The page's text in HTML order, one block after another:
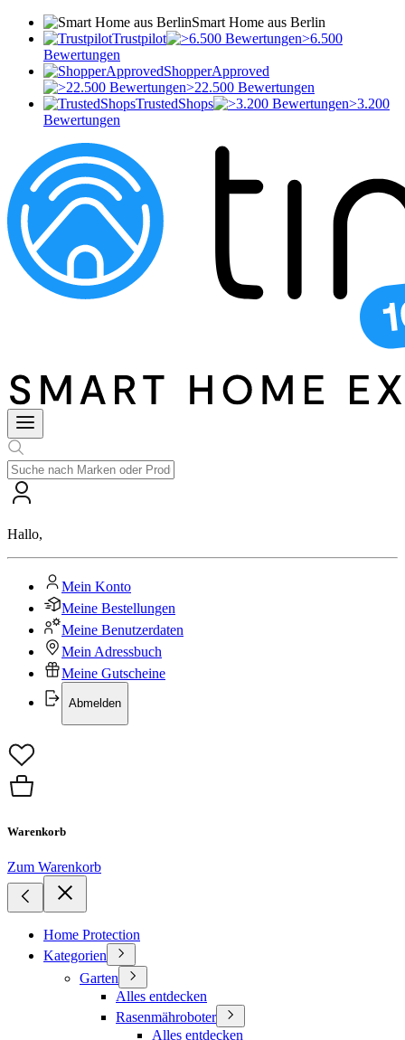
Smart Home aus Berlin
Trustpilot
>6.500
Bewertungen
ShopperApproved
>22.500 Bewertungen
TrustedShops
>3.200
Bewertungen
Hallo,
Mein Konto
Meine Bestellungen
Meine Benutzerdaten
Mein Adressbuch
Meine Gutscheine
Abmelden
Warenkorb
Zum Warenkorb
Home Protection
Kategorien
Garten
Alles entdecken
Rasenmähroboter
Alles entdecken